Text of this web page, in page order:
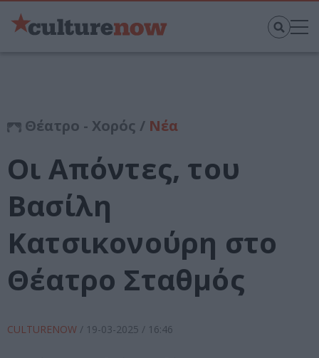
Θέατρο - Χορός / Νέα
Οι Απόντες, του
Βασίλη
Κατσικονούρη στο
Θέατρο Σταθμός
CULTURENOW / 19-03-2025 / 16:46